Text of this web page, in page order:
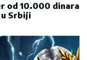
od 10.000 dinara
Srbiji